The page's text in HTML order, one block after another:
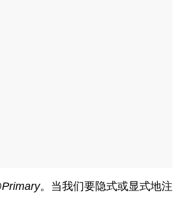
。当我们要隐式或显式地注